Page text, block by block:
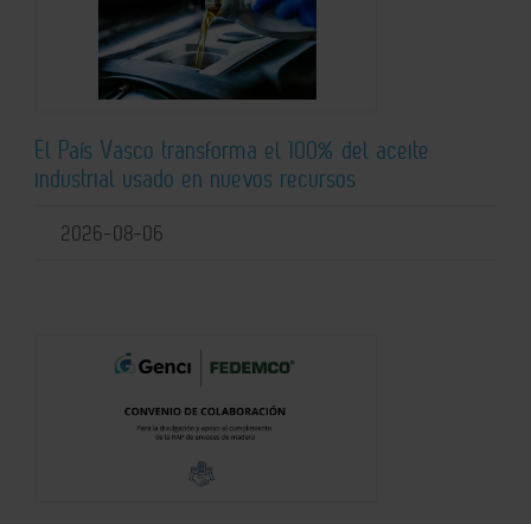
El País Vasco transforma el 100% del aceite
industrial usado en nuevos recursos
2026-08-06